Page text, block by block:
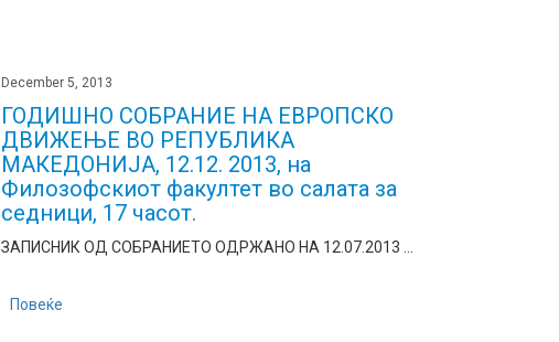
December 5, 2013
ГОДИШНО СОБРАНИЕ НА ЕВРОПСКО
ДВИЖЕЊЕ ВО РЕПУБЛИКА
МАКЕДОНИЈА, 12.12. 2013, на
Филозофскиот факултет во салата за
седници, 17 часот.
ЗАПИСНИК ОД СОБРАНИЕТО ОДРЖАНО НА 12.07.2013 ...
Повеќе